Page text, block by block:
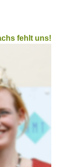
fehlt uns!